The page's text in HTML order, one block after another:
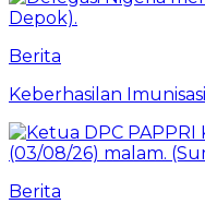
Berita
Keberhasilan
Berita